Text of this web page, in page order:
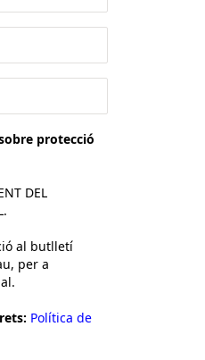
protecció
DEL
al butlletí
per a
Política de